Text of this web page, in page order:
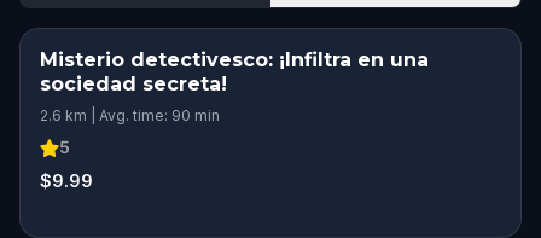
Misterio detectivesco: ¡Infiltra en una
sociedad secreta!
2.6 km | Avg. time: 90 min
5
$9.99